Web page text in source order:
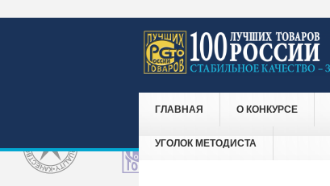
ГЛАВНАЯ О КОНКУРСЕ
УГОЛОК МЕТОДИСТА